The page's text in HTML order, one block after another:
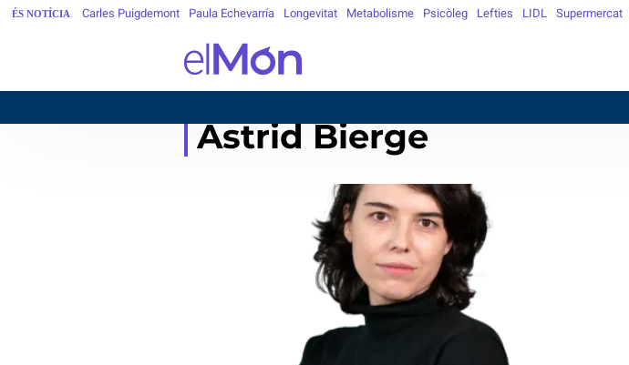
ÉS NOTÍCIA Carles Puigdemont Paula Echevarría Longevitat Metabolisme Psicòleg Lefties LIDL Supermercat
Àstrid Bierge